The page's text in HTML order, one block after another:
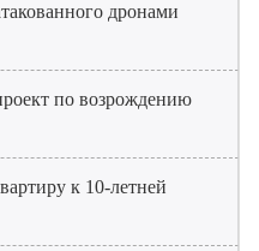
дронами
по возрождению
к 10-летней